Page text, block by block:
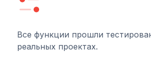
Все функции прошли
реальных проектах.